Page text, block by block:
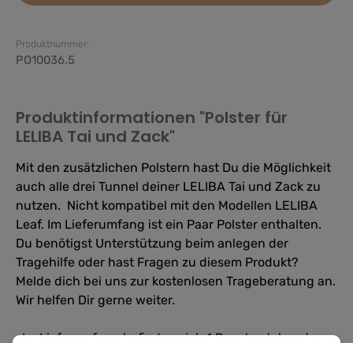
Produktnummer:
PO10036.5
Produktinformationen "Polster für
LELIBA Tai und Zack"
Mit den zusätzlichen Polstern hast Du die Möglichkeit
auch alle drei Tunnel deiner LELIBA Tai und Zack zu
nutzen. Nicht kompatibel mit den Modellen LELIBA
Leaf. Im Lieferumfang ist ein Paar Polster enthalten.
Du benötigst Unterstützung beim anlegen der
Tragehilfe oder hast Fragen zu diesem Produkt?
Melde dich bei uns zur kostenlosen Trageberatung an.
Wir helfen Dir gerne weiter.
-Im Lieferumfang befinden sich 1 Paar bestehend aus